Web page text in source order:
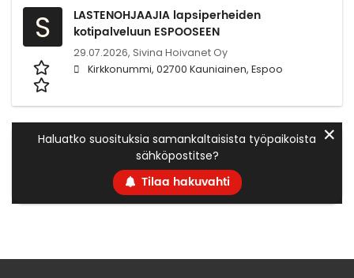
S
LASTENOHJAAJIA lapsiperheiden
kotipalveluun ESPOOSEEN
29.07.2026, Sivina Hoivanet Oy
Kirkkonummi, 02700 Kauniainen, Espoo
Haluatko suosituksia samankaltaisista työpaikoista
sähköpostitse?
Tilaa hakuvahti
✕